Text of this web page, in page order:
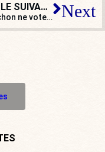
ARTICLE SUIVANT
Mélenchon ne vote pas Macron ? L’insoumis fait (mais bien sûr) le lit des nazis ! Next